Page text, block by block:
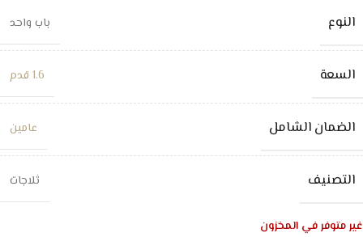
النوع باب واحد
السعة 1.6 قدم
الضمان الشامل عامين
التصنيف ثلاجات
غير متوفر في المخزون